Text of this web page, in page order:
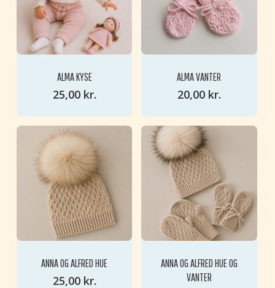
ALMA KYSE
25,00 kr.
ALMA VANTER
20,00 kr.
ANNA OG ALFRED HUE
25,00 kr.
ANNA OG ALFRED HUE OG
VANTER